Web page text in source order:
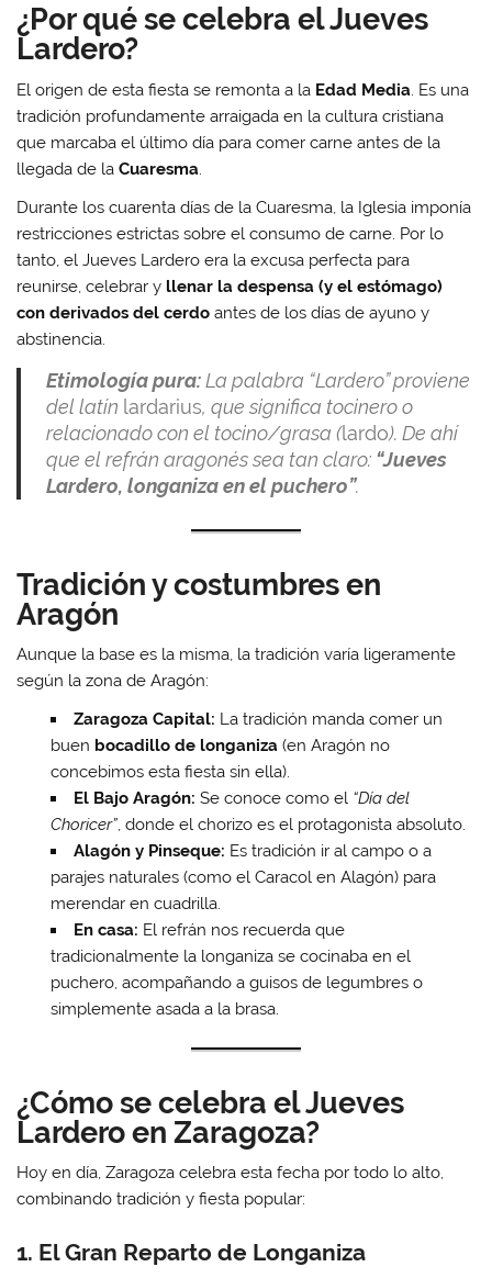
¿Por qué se celebra el Jueves
Lardero?
El origen de esta fiesta se remonta a la Edad Media. Es una
tradición profundamente arraigada en la cultura cristiana
que marcaba el último día para comer carne antes de la
llegada de laCuaresma.
Durante los cuarenta días de la Cuaresma, la Iglesia imponía
restricciones estrictas sobre el consumo de carne. Por lo
tanto, el Jueves Lardero era la excusa perfecta para
reunirse, celebrar y llenar la despensa (y el estómago)
con derivados del cerdo antes de los días de ayuno y
abstinencia.
Etimología pura:La palabra “Lardero” proviene
del latín lardarius, que significa tocinero o
relacionado con el tocino/grasa (lardo). De ahí
que el refrán aragonés sea tan claro: “Jueves
Lardero, longaniza en el puchero”.
Tradición y costumbres en
Aragón
Aunque la base es la misma, la tradición varía ligeramente
según la zona de Aragón:
Zaragoza Capital: La tradición manda comer un
buen bocadillo de longaniza(en Aragón no
concebimos esta fiesta sin ella).
El Bajo Aragón: Se conoce como el “Día del
Choricer”, donde el chorizo es el protagonista absoluto.
Alagón y Pinseque: Es tradición ir al campo o a
parajes naturales (como el Caracol en Alagón) para
merendar en cuadrilla.
En casa: El refrán nos recuerda que
tradicionalmente la longaniza se cocinaba en el
puchero, acompañando a guisos de legumbres o
simplemente asada a la brasa.
¿Cómo se celebra el Jueves
Lardero en Zaragoza?
Hoy en día, Zaragoza celebra esta fecha por todo lo alto,
combinando tradición y fiesta popular:
1. El Gran Reparto de Longaniza